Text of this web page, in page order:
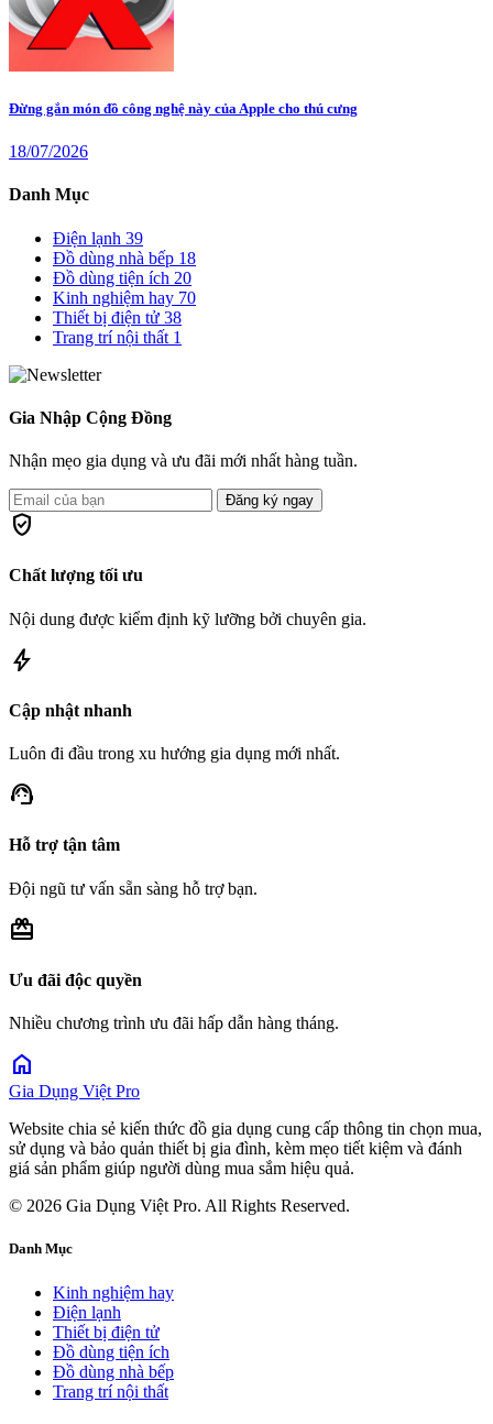
Đừng gắn món đồ công nghệ này của Apple cho thú cưng
18/07/2026
Danh Mục
Điện lạnh 39
Đồ dùng nhà bếp 18
Đồ dùng tiện ích 20
Kinh nghiệm hay 70
Thiết bị điện tử 38
Trang trí nội thất 1
Gia Nhập Cộng Đồng
Nhận mẹo gia dụng và ưu đãi mới nhất hàng tuần.
Đăng ký ngay
verified_user
Chất lượng tối ưu
Nội dung được kiểm định kỹ lưỡng bởi chuyên gia.
bolt
Cập nhật nhanh
Luôn đi đầu trong xu hướng gia dụng mới nhất.
support_agent
Hỗ trợ tận tâm
Đội ngũ tư vấn sẵn sàng hỗ trợ bạn.
redeem
Ưu đãi độc quyền
Nhiều chương trình ưu đãi hấp dẫn hàng tháng.
home
Gia Dụng Việt Pro
Website chia sẻ kiến thức đồ gia dụng cung cấp thông tin chọn mua,
sử dụng và bảo quản thiết bị gia đình, kèm mẹo tiết kiệm và đánh
giá sản phẩm giúp người dùng mua sắm hiệu quả.
© 2026 Gia Dụng Việt Pro. All Rights Reserved.
Danh Mục
Kinh nghiệm hay
Điện lạnh
Thiết bị điện tử
Đồ dùng tiện ích
Đồ dùng nhà bếp
Trang trí nội thất